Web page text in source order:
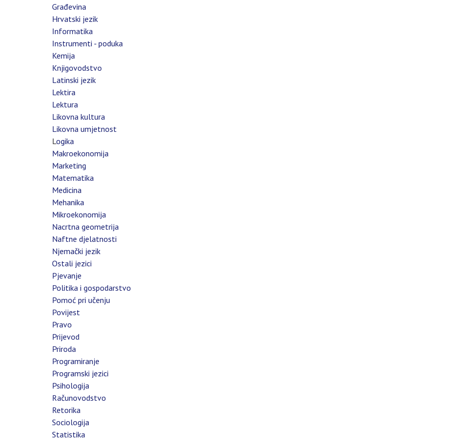
Građevina
Hrvatski jezik
Informatika
Instrumenti - poduka
Kemija
Knjigovodstvo
Latinski jezik
Lektira
Lektura
Likovna kultura
Likovna umjetnost
Logika
Makroekonomija
Marketing
Matematika
Medicina
Mehanika
Mikroekonomija
Nacrtna geometrija
Naftne djelatnosti
Njemački jezik
Ostali jezici
Pjevanje
Politika i gospodarstvo
Pomoć pri učenju
Povijest
Pravo
Prijevod
Priroda
Programiranje
Programski jezici
Psihologija
Računovodstvo
Retorika
Sociologija
Statistika